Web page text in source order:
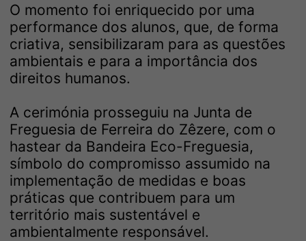
O momento foi enriquecido por uma
performance dos alunos, que, de forma
criativa, sensibilizaram para as questões
ambientais e para a importância dos
direitos humanos.
A cerimónia prosseguiu na Junta de
Freguesia de Ferreira do Zêzere, com o
hastear da Bandeira Eco-Freguesia,
símbolo do compromisso assumido na
implementação de medidas e boas
práticas que contribuem para um
território mais sustentável e
ambientalmente responsável.